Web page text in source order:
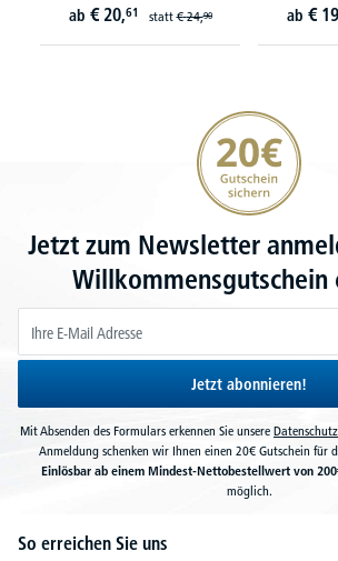
ab € 20,61 statt€ 24,90 ab €
20€ Gutschein sichern
Jetzt zum Newsletter
Willkommensgutschein
Jetzt abonnieren!
Mit Absenden des Formulars erkennen Sie unsere
Anmeldung schenken wir Ihnen einen 20€ Gutschein für
Einlösbar ab einem Mindest-Nettobestellwert von
möglich.
So erreichen Sie uns